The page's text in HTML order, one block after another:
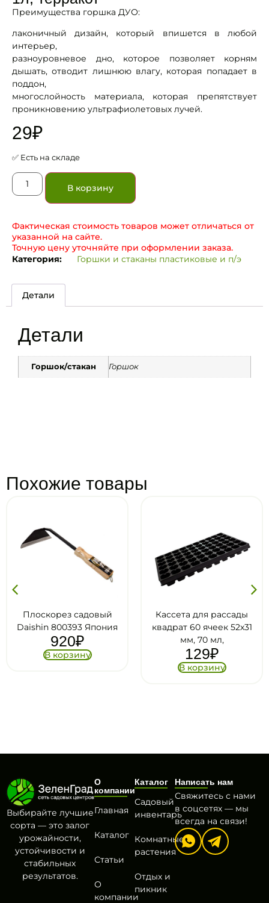
Преимущества горшка ДУО:
лаконичный дизайн, который впишется в любой
интерьер,
разноуровневое дно, которое позволяет корням
дышать, отводит лишнюю влагу, которая попадает в
поддон,
многослойность материала, которая препятствует
проникновению ультрафиолетовых лучей.
29₽
✅ Есть на складе
В корзину
Фактическая стоимость товаров может отличаться от
указанной на сайте.
Точную цену уточняйте при оформлении заказа.
Категория:
Горшки и стаканы пластиковые и п/э
Детали
Детали
Горшок/стакан Горшок
Похожие товары
Кассета для рассады
квадрат 60 ячеек 52х31
Кассета для
ячейка 750 мл
Выбирайте лучшие
сорта — это залог
урожайности,
устойчивости и
стабильных
результатов.
О
компании
Главная
Каталог
Статьи
О
компании
Каталог
Садовый
инвентарь
Комнатные
растения
Отдых и
пикник
Написать нам
Свяжитесь с нами
в соцсетях — мы
всегда на связи!